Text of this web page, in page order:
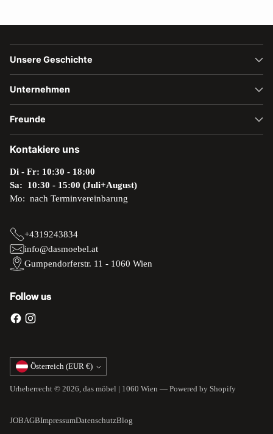
Unsere Geschichte
Unternehmen
Freunde
Kontakiere uns
Di - Fr: 10:30 - 18:00
Sa: 10:30 - 15:00 (Juli+August)
Mo: nach Terminvereinbarung
+4319243834
info@dasmoebel.at
Gumpendorferstr. 11 - 1060 Wien
Follow us
Währung Österreich (EUR €)
Urheberrecht © 2026, das möbel | 1060 Wien — Powered by Shopify
JOBAGBImpressumDatenschutzBlog